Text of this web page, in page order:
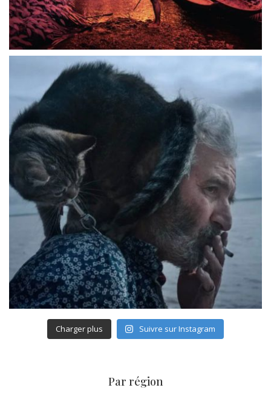
Charger plus Suivre sur Instagram
Par région